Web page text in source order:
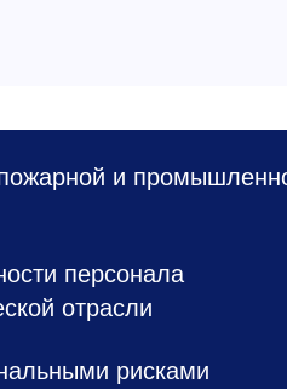
и
персонала
отрасли
рисками